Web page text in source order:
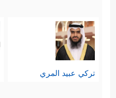
تركي عبيد المري